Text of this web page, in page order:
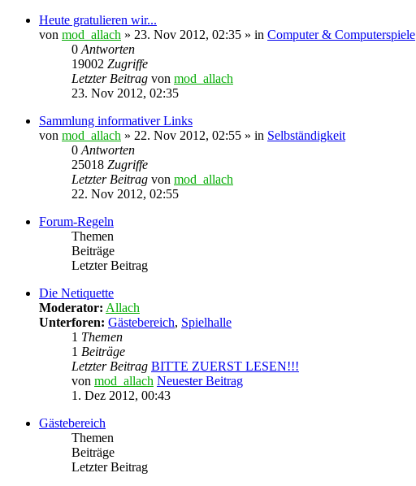
Heute gratulieren wir...
von mod_allach » 23. Nov 2012, 02:35 » in Computer & Computerspiele
0 Antworten
19002 Zugriffe
Letzter Beitrag von mod_allach
23. Nov 2012, 02:35
Sammlung informativer Links
von mod_allach » 22. Nov 2012, 02:55 » in Selbständigkeit
0 Antworten
25018 Zugriffe
Letzter Beitrag von mod_allach
22. Nov 2012, 02:55
Forum-Regeln
Themen
Beiträge
Letzter Beitrag
Die Netiquette
Moderator: Allach
Unterforen: Gästebereich, Spielhalle
1 Themen
1 Beiträge
Letzter Beitrag BITTE ZUERST LESEN!!!
von mod_allach Neuester Beitrag
1. Dez 2012, 00:43
Gästebereich
Themen
Beiträge
Letzter Beitrag